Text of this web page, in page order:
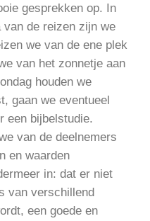
gesprekken op. In
van de reizen zijn we
we van de ene plek
van het zonnetje aan
houden we
gaan we eventueel
een bijbelstudie.
van de deelnemers
en waarden
in: dat er niet
van verschillend
een goede en